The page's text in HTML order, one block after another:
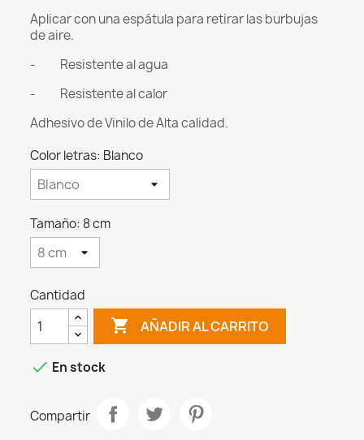
Aplicar con una espátula para retirar las burbujas
de aire.
- Resistente al agua
- Resistente al calor
Adhesivo de Vinilo de Alta calidad.
Color letras: Blanco
Tamaño: 8 cm
Cantidad
 AÑADIR AL CARRITO
 En stock
Compartir